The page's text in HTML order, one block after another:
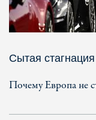
Сытая стагнация
Почему Европа не